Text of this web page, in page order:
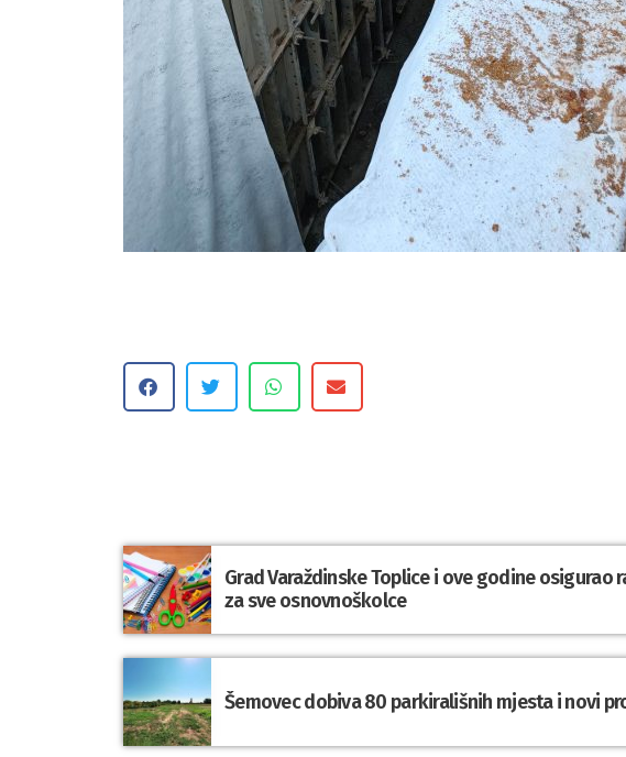
Grad Varaždinske Toplice i ove godine
za sve osnovnoškolce
Šemovec dobiva 80 parkirališnih mjesta i novi